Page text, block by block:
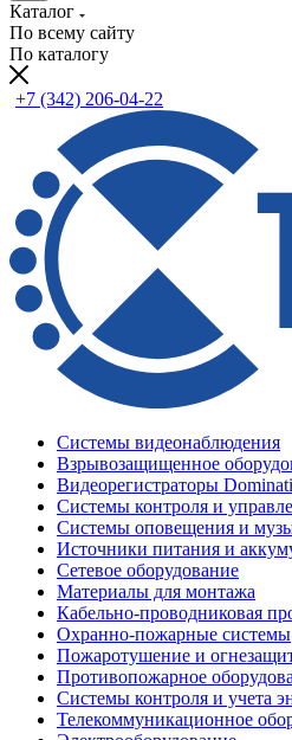
Каталог
По всему сайту
По каталогу
+7 (342) 206-04-22
Системы видеонаблюдения
Взрывозащищенное
Видеорегистраторы
Системы контроля и
Системы оповещения и
Источники питания и
Сетевое оборудование
Материалы для монтажа
Кабельно-проводниковая
Охранно-пожарные системы
Пожаротушение и
Противопожарное
Системы контроля и учета
Телекоммуникационное